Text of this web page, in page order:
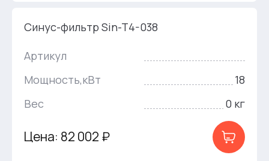
Синус-фильтр Sin-T4-038
Артикул
Мощность,кВт
18
Вес
0 кг
Цена: 82 002 ₽